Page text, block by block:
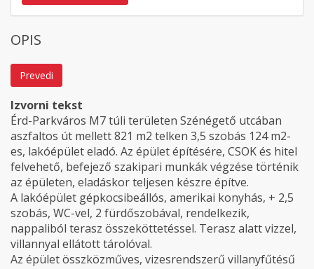
OPIS
Prevedi
Izvorni tekst
Érd-Parkváros M7 túli területen Szénégető utcában
aszfaltos út mellett 821 m2 telken 3,5 szobás 124 m2-
es, lakóépület eladó. Az épület építésére, CSOK és hitel
felvehető, befejező szakipari munkák végzése történik
az épületen, eladáskor teljesen készre építve.
A lakóépület gépkocsibeállós, amerikai konyhás, + 2,5
szobás, WC-vel, 2 fürdőszobával, rendelkezik,
nappaliból terasz összeköttetéssel. Terasz alatt vizzel,
villannyal ellátott tárolóval.
Az épület összközműves, vizesrendszerű villanyfűtésű